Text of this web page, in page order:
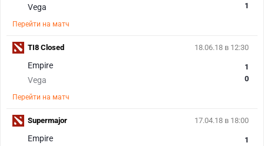
Vega
1
Перейти на матч
18.06.18 в 12:30
Empire
Vega
1
0
Перейти на матч
TI8 Closed
17.04.18 в 18:00
Empire
1
Supermajor